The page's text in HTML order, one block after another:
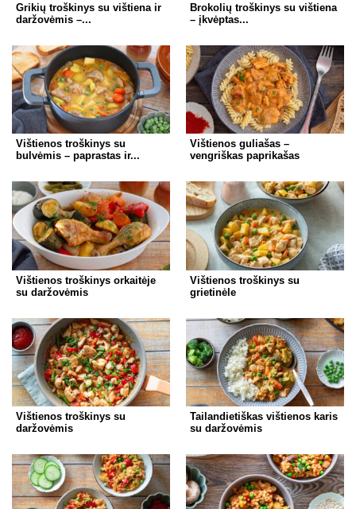
Grikių troškinys su vištiena ir
daržovėmis –...
Brokolių troškinys su vištiena
– įkvėptas...
Vištienos troškinys su
bulvėmis – paprastas ir...
Vištienos guliašas –
vengriškas paprikašas
Vištienos troškinys orkaitėje
su daržovėmis
Vištienos troškinys su
grietinėle
Vištienos troškinys su
daržovėmis
Tailandietiškas vištienos karis
su daržovėmis